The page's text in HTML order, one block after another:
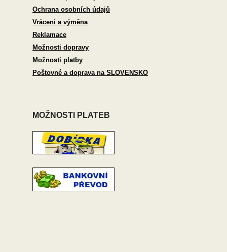
Ochrana osobních údajů
Vrácení a výměna
Reklamace
Možnosti dopravy
Možnosti platby
Poštovné a doprava na SLOVENSKO
MOŽNOSTI PLATEB